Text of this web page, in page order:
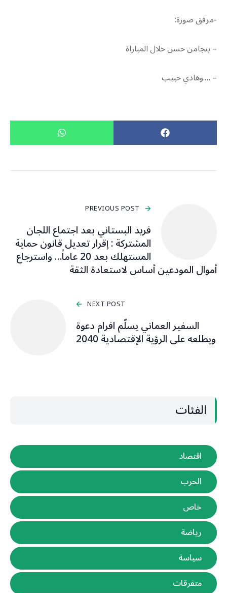
-مرفق صورة:
– بنجامن حسن خلال المباراة
– ….وهادي حبيب
PREVIOUS POST
فريد البستاني بعد اجتماع اللجان
المشتركة : إقرار تعديل قانون حماية
المستهلك بعد 20 عاماً… واسترجاع
أموال المودعين أساس لاستعادة الثقة
NEXT POST
السفير العماني يسلّم افرام دعوة
ويطلعه على الرؤية الإقتصادية 2040
الفئات
اقتصاد
الحرب
خاص
رياضة
سياسة
متفرقات